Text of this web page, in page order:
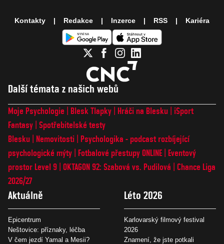
Další témata z našich webů
Moje Psychologie Blesk Tlapky Hráči na Blesku
iSport
Fantasy Spotřebitelské testy
Blesku
Nemovitosti
Psychologika - podcast rozbíjející
psychologické mýty
Fotbalové přestupy ONLINE
Eventový
prostor Level 9 OKTAGON 92: Szabová vs. Pudilová
Chance Liga
2026/27
Aktuálně
Epicentrum
Neštovice: příznaky, léčba
V čem jezdí Yamal a Mesii?
Léto 2026
Karlovarský filmový festival
2026
Znamení, že jste potkali
Kontakty Redakce Inzerce RSS Kariéra